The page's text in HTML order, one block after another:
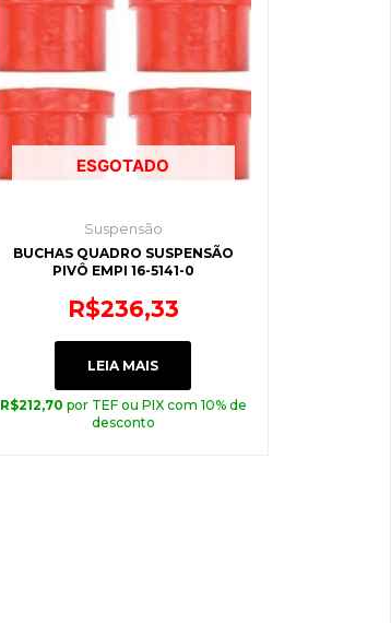
ESGOTADO
Suspensão
BUCHAS QUADRO SUSPENSÃO
PIVÔ EMPI 16-5141-0
R$236,33
LEIA MAIS
R$212,70 por TEF ou PIX com 10% de
desconto